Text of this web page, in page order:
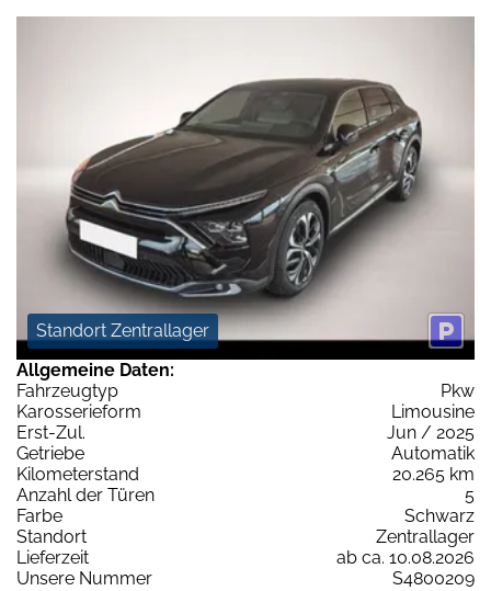
Standort Zentrallager
Allgemeine Daten:
Fahrzeugtyp
Pkw
Karosserieform
Limousine
Erst-Zul.
Jun / 2025
Getriebe
Automatik
Kilometerstand
20.265 km
Anzahl der Türen
5
Farbe
Schwarz
Standort
Zentrallager
Lieferzeit
ab ca. 10.08.2026
Unsere Nummer
S4800209